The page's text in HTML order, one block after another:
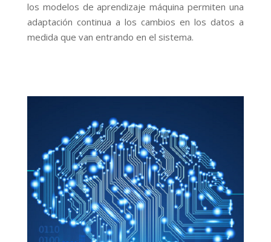
los modelos de aprendizaje máquina permiten una
adaptación continua a los cambios en los datos a
medida que van entrando en el sistema.